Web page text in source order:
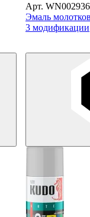
Арт.
Эмаль
3 модификации